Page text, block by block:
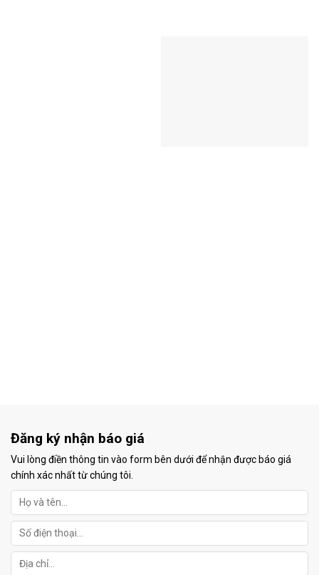
Đăng ký nhận báo giá
Vui lòng điền thông tin vào form bên dưới để nhận được báo giá
chính xác nhất từ chúng tôi.